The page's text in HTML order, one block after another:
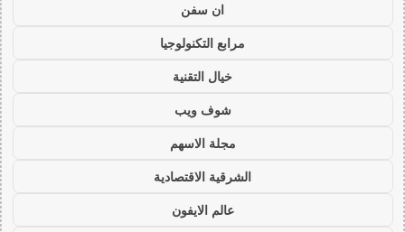
ان سفن
مرابع التكنولوجيا
خيال التقنية
شوف ويب
مجلة الاسهم
الشرقية الاقتصادية
عالم الايفون